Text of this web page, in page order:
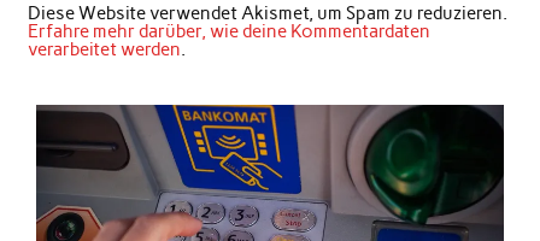
Diese Website verwendet Akismet, um Spam zu reduzieren.
Erfahre mehr darüber, wie deine Kommentardaten
verarbeitet werden.